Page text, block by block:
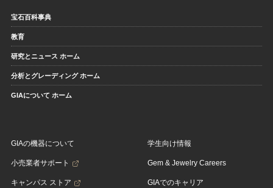
宝石百科事典
教育
研究とニュース ホーム
分析とグレーディング ホーム
GIAについて ホーム
GIAの機器について
小売業者サポート
キャンパス ストア
学生向け情報
Gem & Jewelry Careers
GIAでのキャリア